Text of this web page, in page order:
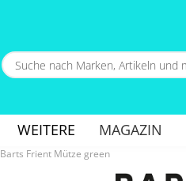
MAGAZIN
WEITERE
Barts Frient Mütze green